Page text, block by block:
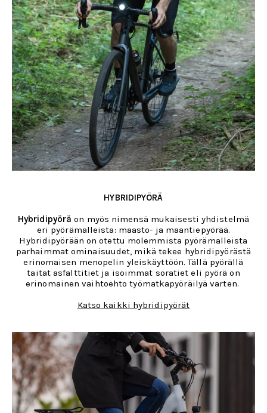
HYBRIDIPYÖRÄ
Hybridipyöräon myös nimensä mukaisesti yhdistelmä
eri pyörämalleista: maasto- ja maantiepyörää.
Hybridipyörään on otettu molemmista pyörämalleista
parhaimmat ominaisuudet, mikä tekee hybridipyörästä
erinomaisen menopelin yleiskäyttöön. Tällä pyörällä
taitat asfalttitiet ja isoimmat soratiet eli pyörä on
erinomainen vaihtoehto työmatkapyöräilyä varten.
Katso kaikki hybridipyörät